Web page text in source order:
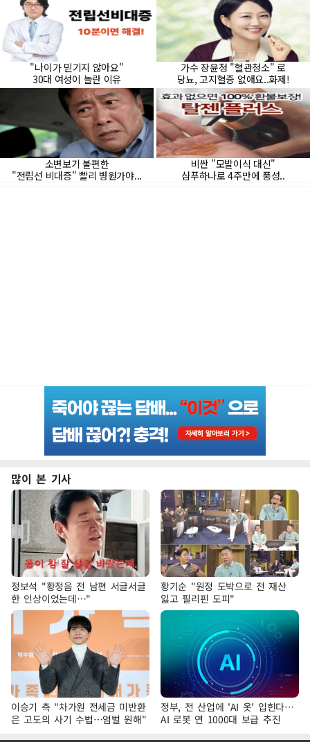
많이 본 기사
정보석 "황정음 전 남편 서글서글
한 인상이었는데…"
황기순 "원정 도박으로 전 재산
잃고 필리핀 도피"
이승기 측 "차가원 전세금 미반환
은 고도의 사기 수법…엄벌 원해"
정부, 전 산업에 'AI 옷' 입힌다…
AI 로봇 연 1000대 보급 추진